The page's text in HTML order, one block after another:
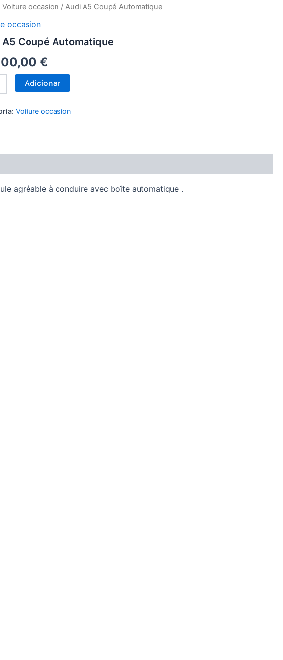
Voiture occasion / Audi A5 Coupé Automatique
occasion
A5 Coupé Automatique
€
Adicionar
Voiture occasion
agréable à conduire avec boîte automatique .